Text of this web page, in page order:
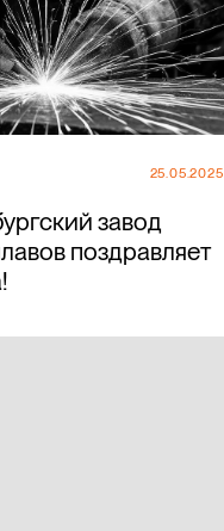
25.05.2025
завод
поздравляет